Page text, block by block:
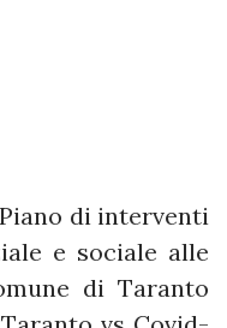
di interventi
e sociale alle
di Taranto